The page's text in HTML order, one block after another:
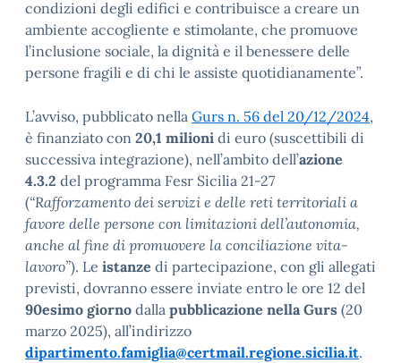
condizioni degli edifici e contribuisce a creare un
ambiente accogliente e stimolante, che promuove
l’inclusione sociale, la dignità e il benessere delle
persone fragili e di chi le assiste quotidianamente”.
L’avviso, pubblicato nella Gurs n. 56 del 20/12/2024,
è finanziato con 20,1 milioni di euro (suscettibili di
successiva integrazione), nell’ambito dell’azione
4.3.2 del programma Fesr Sicilia 21-27
(“Rafforzamento dei servizi e delle reti territoriali a
favore delle persone con limitazioni dell’autonomia,
anche al fine di promuovere la conciliazione vita-
lavoro”). Le istanze di partecipazione, con gli allegati
previsti, dovranno essere inviate entro le ore 12 del
90esimo giorno dalla pubblicazione nella Gurs (20
marzo 2025), all’indirizzo
dipartimento.famiglia@certmail.regione.sicilia.it.